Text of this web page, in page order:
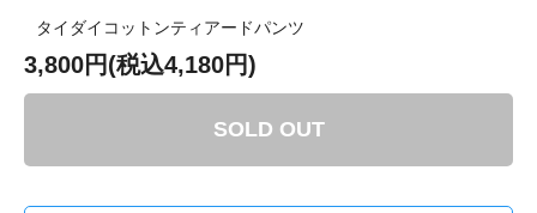
タイダイコットンティアードパンツ
3,800円(税込4,180円)
SOLD OUT